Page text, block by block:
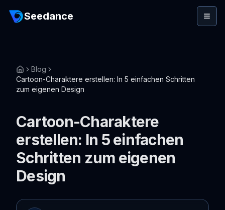
Seedance
Blog
Cartoon-Charaktere erstellen: In 5 einfachen Schritten
zum eigenen Design
Cartoon-Charaktere
erstellen: In 5 einfachen
Schritten zum eigenen
Design